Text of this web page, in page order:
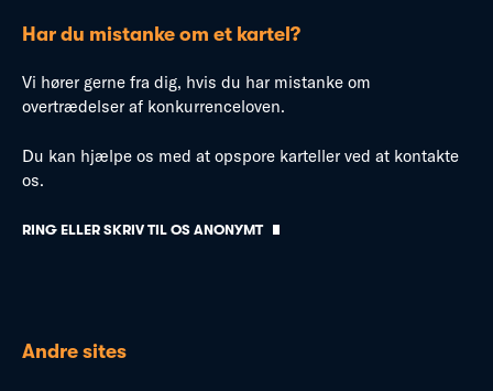
Har du mistanke om et kartel?
Vi hører gerne fra dig, hvis du har mistanke om
overtrædelser af konkurrenceloven.
Du kan hjælpe os med at opspore karteller ved at kontakte
os.
RING ELLER SKRIV TIL OS ANONYMT
Andre sites